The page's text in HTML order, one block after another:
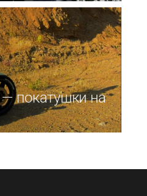
покатушки на